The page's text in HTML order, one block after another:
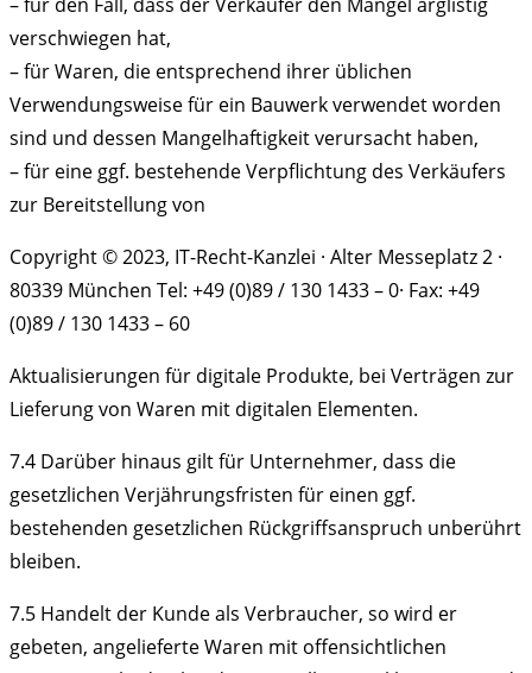
verschwiegen hat,
– für Waren, die entsprechend ihrer üblichen
Verwendungsweise für ein Bauwerk verwendet worden
sind und dessen Mangelhaftigkeit verursacht haben,
– für eine ggf. bestehende Verpflichtung des Verkäufers
zur Bereitstellung von
Copyright © 2023, IT-Recht-Kanzlei · Alter Messeplatz 2 ·
80339 München Tel: +49 (0)89 / 130 1433 – 0· Fax: +49
(0)89 / 130 1433 – 60
Aktualisierungen für digitale Produkte, bei Verträgen zur
Lieferung von Waren mit digitalen Elementen.
7.4 Darüber hinaus gilt für Unternehmer, dass die
gesetzlichen Verjährungsfristen für einen ggf.
bestehenden gesetzlichen Rückgriffsanspruch unberührt
bleiben.
7.5 Handelt der Kunde als Verbraucher, so wird er
gebeten, angelieferte Waren mit offensichtlichen